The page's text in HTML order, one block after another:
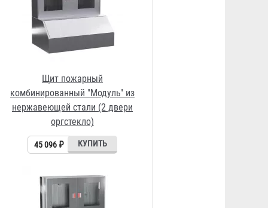
Щит пожарный со стойкой из
нержавеющей стали (2 двери
оргстекло)
29 852 ₽